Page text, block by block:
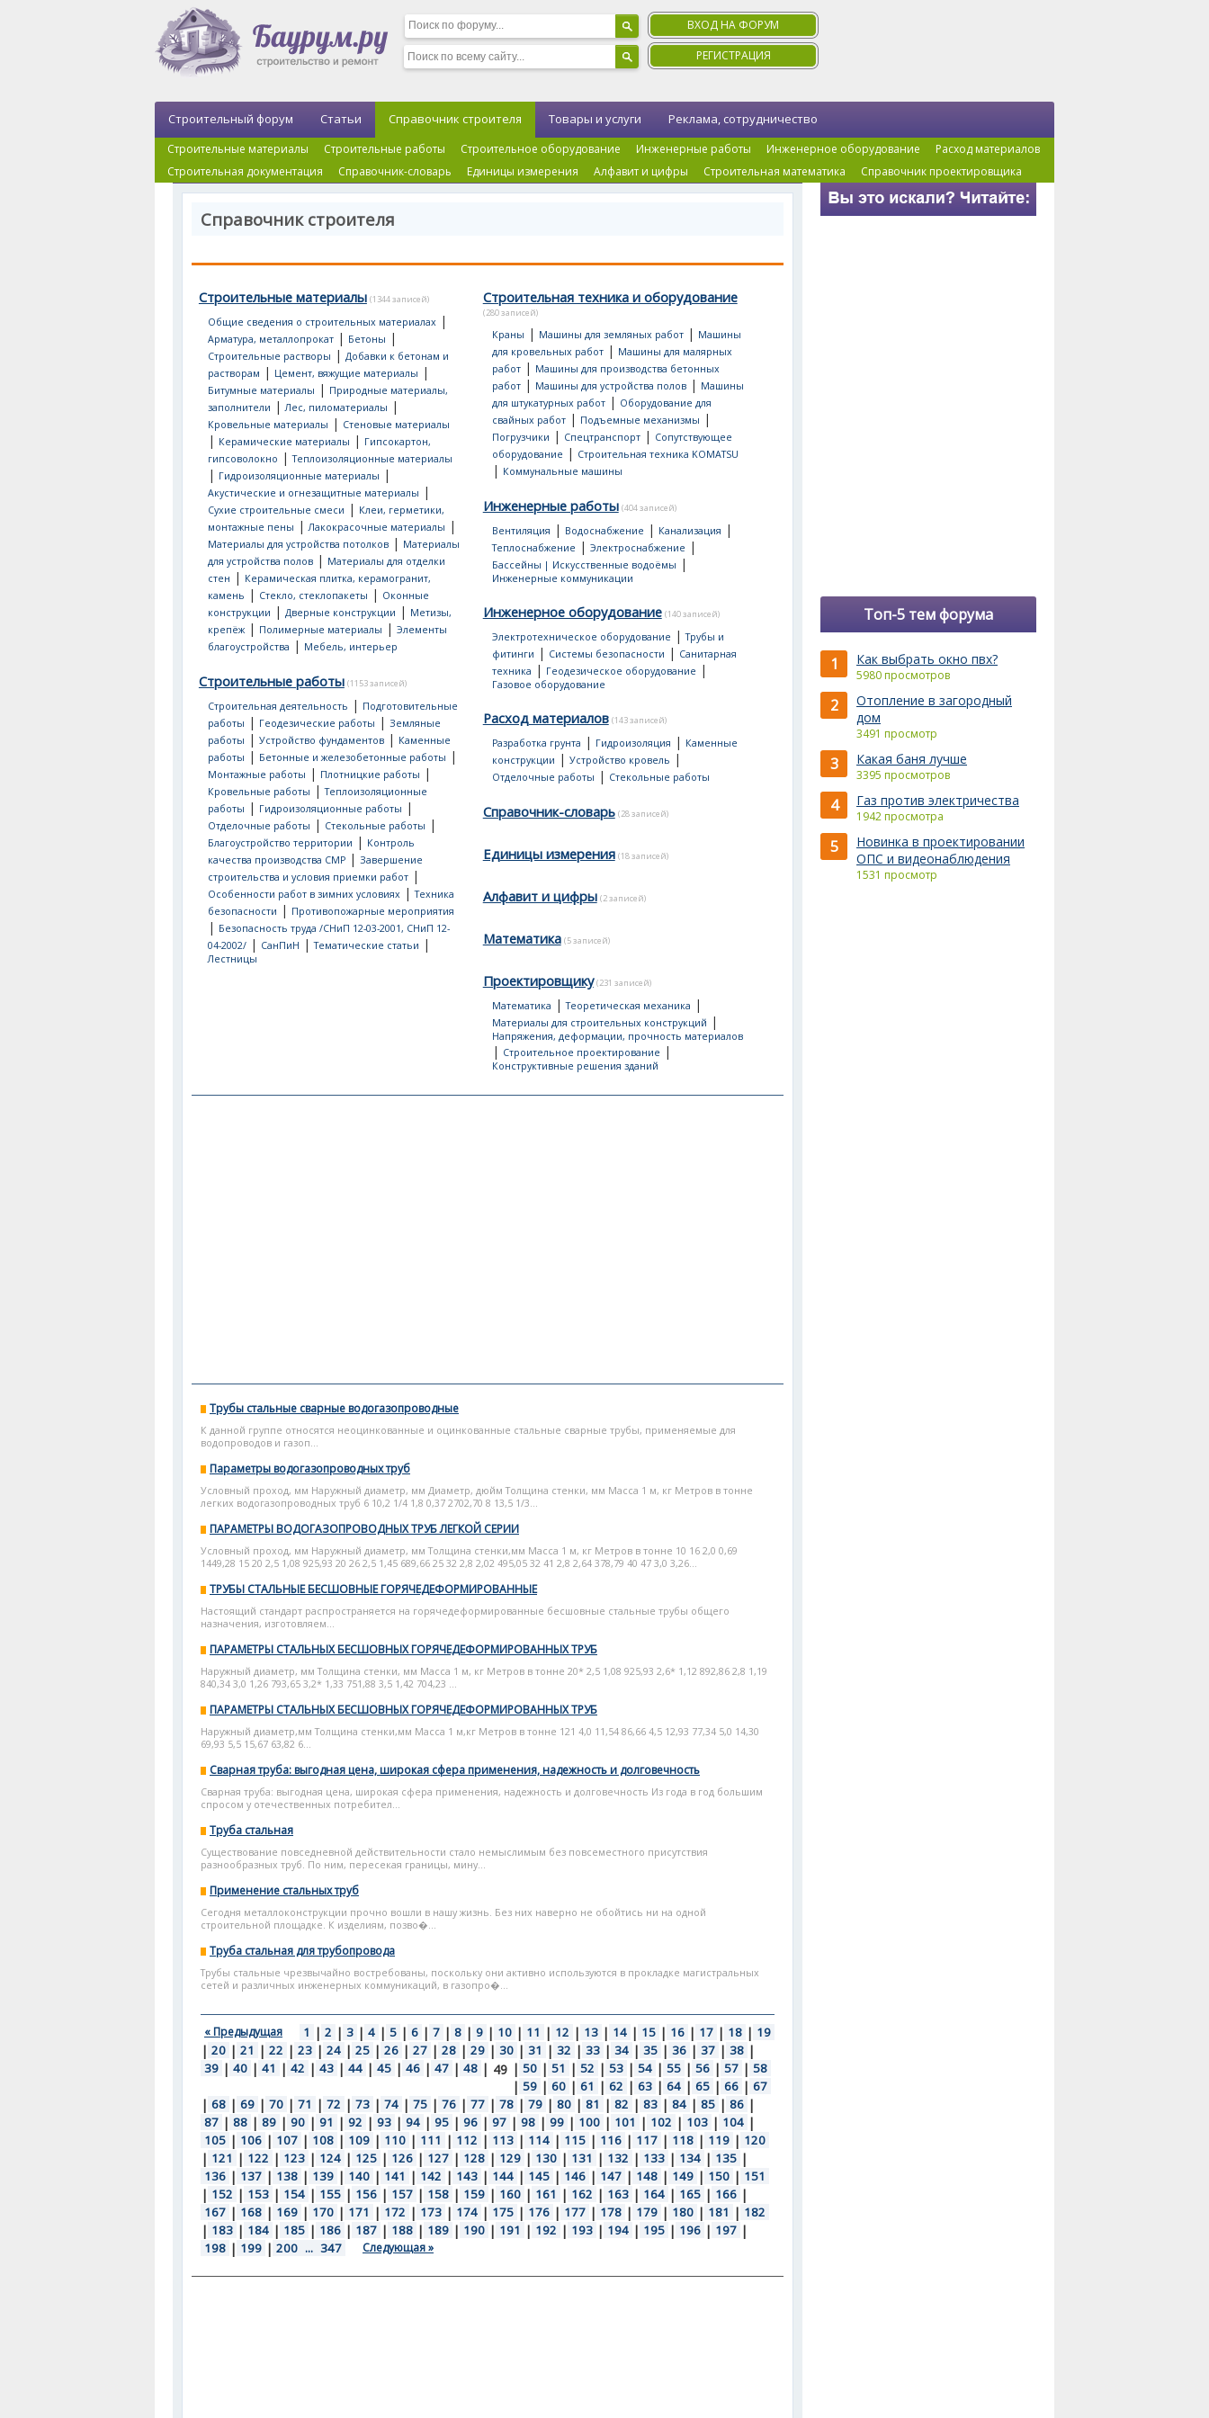
ВХОД НА ФОРУМ
РЕГИСТРАЦИЯ
Строительный форум Статьи Справочник строителя
Строительные материалы Строительные работы Строительное оборудование Инженерные работы Инженерное оборудование
Расход материалов
Строительная документация
Справочник-словарь Единицы измерения Алфавит и цифры Строительная математика Справочник проектировщика
Товары и услуги Реклама, сотрудничество
Справочник строителя
Строительные материалы (1344 записей)
Общие сведения о строительных материалах|
Арматура, металлопрокат| Бетоны |
Строительные растворы | Добавки к бетонам и
растворам | Цемент, вяжущие материалы |
Битумные материалы | Природные материалы,
заполнители |Лес, пиломатериалы |
Кровельные материалы | Стеновые материалы
| Керамические материалы | Гипсокартон,
гипсоволокно |Теплоизоляционные материалы
| Гидроизоляционные материалы |
Акустические и огнезащитные материалы |
Сухие строительные смеси | Клеи, герметики,
монтажные пены |Лакокрасочные материалы |
Материалы для устройства потолков| Материалы
для устройства полов| Материалы для отделки
стен | Керамическая плитка, керамогранит,
камень | Стекло, стеклопакеты | Оконные
конструкции | Дверные конструкции | Метизы,
крепёж| Полимерные материалы | Элементы
благоустройства | Мебель, интерьер
Строительные работы (1153 записей)
Строительная деятельность | Подготовительные
работы | Геодезические работы | Земляные
работы | Устройство фундаментов| Каменные
работы | Бетонные и железобетонные работы |
Монтажные работы | Плотницкие работы |
Кровельные работы |Теплоизоляционные
работы | Гидроизоляционные работы |
Отделочные работы | Стекольные работы |
Благоустройство территории | Контроль
качества производства СМР| Завершение
строительства и условия приемки работ|
Особенности работ в зимних условиях|Техника
безопасности | Противопожарные мероприятия
| Безопасность труда /СНиП 12-03-2001, СНиП 12-
04-2002/| СанПиН |Тематические статьи |
Лестницы
Строительная техника и оборудование
(280 записей)
Краны | Машины для земляных работ| Машины
для кровельных работ| Машины для малярных
работ| Машины для производства бетонных
работ| Машины для устройства полов| Машины
для штукатурных работ| Оборудование для
свайных работ| Подъемные механизмы |
Погрузчики | Спецтранспорт| Сопутствующее
оборудование | Строительная техника KOMATSU
| Коммунальные машины
Инженерные работы (404 записей)
Вентиляция | Водоснабжение | Канализация |
Теплоснабжение | Электроснабжение |
Бассейны | Искусственные водоёмы |
Инженерные коммуникации
Инженерное оборудование (140 записей)
Электротехническое оборудование |Трубы и
фитинги | Системы безопасности | Санитарная
техника | Геодезическое оборудование |
Газовое оборудование
Расход материалов (143 записей)
Разработка грунта | Гидроизоляция | Каменные
конструкции | Устройство кровель |
Отделочные работы | Стекольные работы
Справочник-словарь (28 записей)
Единицы измерения (18 записей)
Алфавит и цифры (2 записей)
Математика (5 записей)
Проектировщику (231 записей)
Математика |Теоретическая механика |
Материалы для строительных конструкций |
Напряжения, деформации, прочность материалов
| Строительное проектирование |
Конструктивные решения зданий
Трубы стальные сварные водогазопроводные
К данной группе относятся неоцинкованные и оцинкованные стальные сварные трубы, применяемые для
водопроводов и газоп...
Параметры водогазопроводных труб
Условный проход, мм Наружный диаметр, мм Диаметр, дюйм Толщина стенки, мм Масса 1 м, кг Метров в тонне
легких водогазопроводных труб 6 10,2 1/4 1,8 0,37 2702,70 8 13,5 1/3...
ПАРАМЕТРЫ ВОДОГАЗОПРОВОДНЫХ ТРУБ ЛЕГКОЙ СЕРИИ
Условный проход, мм Наружный диаметр, мм Толщина стенки,мм Масса 1 м, кг Метров в тонне 10 16 2,0 0,69
1449,28 15 20 2,5 1,08 925,93 20 26 2,5 1,45 689,66 25 32 2,8 2,02 495,05 32 41 2,8 2,64 378,79 40 47 3,0 3,26...
ТРУБЫ СТАЛЬНЫЕ БЕСШОВНЫЕ ГОРЯЧЕДЕФОРМИРОВАННЫЕ
Настоящий стандарт распространяется на горячедеформированные бесшовные стальные трубы общего
назначения, изготовляем...
ПАРАМЕТРЫ СТАЛЬНЫХ БЕСШОВНЫХ ГОРЯЧЕДЕФОРМИРОВАННЫХ ТРУБ
Наружный диаметр, мм Толщина стенки, мм Масса 1 м, кг Метров в тонне 20* 2,5 1,08 925,93 2,6* 1,12 892,86 2,8 1,19
840,34 3,0 1,26 793,65 3,2* 1,33 751,88 3,5 1,42 704,23 ...
ПАРАМЕТРЫ СТАЛЬНЫХ БЕСШОВНЫХ ГОРЯЧЕДЕФОРМИРОВАННЫХ ТРУБ
Наружный диаметр,мм Толщина стенки,мм Масса 1 м,кг Метров в тонне 121 4,0 11,54 86,66 4,5 12,93 77,34 5,0 14,30
69,93 5,5 15,67 63,82 6...
Сварная труба: выгодная цена, широкая сфера применения, надежность и долговечность
Сварная труба: выгодная цена, широкая сфера применения, надежность и долговечность Из года в год большим
спросом у отечественных потребител...
Труба стальная
Существование повседневной действительности стало немыслимым без повсеместного присутствия
разнообразных труб. По ним, пересекая границы, мину...
Применение стальных труб
Сегодня металлоконструкции прочно вошли в нашу жизнь. Без них наверно не обойтись ни на одной
строительной площадке. К изделиям, позво�...
Труба стальная для трубопровода
Трубы стальные чрезвычайно востребованы, поскольку они активно используются в прокладке магистральных
сетей и различных инженерных коммуникаций, в газопро�...
« Предыдущая 1 | 2 | 3 | 4 | 5 | 6 | 7 | 8 | 9 | 10 | 11 | 12 | 13 | 14 | 15 | 16 | 17 | 18 | 19
| 20 | 21 | 22 | 23 | 24 | 25 | 26 | 27 | 28 | 29 | 30 | 31 | 32 | 33 | 34 | 35 | 36 | 37 | 38 |
39 | 40 | 41 | 42 | 43 | 44 | 45 | 46 | 47 | 48 | 49 | 50 | 51 | 52 | 53 | 54 | 55 | 56 | 57 | 58
| 59 | 60 | 61 | 62 | 63 | 64 | 65 | 66 | 67
| 68 | 69 | 70 | 71 | 72 | 73 | 74 | 75 | 76 | 77 | 78 | 79 | 80 | 81 | 82 | 83 | 84 | 85 | 86 |
87 | 88 | 89 | 90 | 91 | 92 | 93 | 94 | 95 | 96 | 97 | 98 | 99 | 100 | 101 | 102 | 103 | 104 |
105 | 106 | 107 | 108 | 109 | 110 | 111 | 112 | 113 | 114 | 115 | 116 | 117 | 118 | 119 | 120
| 121 | 122 | 123 | 124 | 125 | 126 | 127 | 128 | 129 | 130 | 131 | 132 | 133 | 134 | 135 |
136 | 137 | 138 | 139 | 140 | 141 | 142 | 143 | 144 | 145 | 146 | 147 | 148 | 149 | 150 | 151
| 152 | 153 | 154 | 155 | 156 | 157 | 158 | 159 | 160 | 161 | 162 | 163 | 164 | 165 | 166 |
167 | 168 | 169 | 170 | 171 | 172 | 173 | 174 | 175 | 176 | 177 | 178 | 179 | 180 | 181 | 182
| 183 | 184 | 185 | 186 | 187 | 188 | 189 | 190 | 191 | 192 | 193 | 194 | 195 | 196 | 197 |
198 | 199 | 200 ... 347 Следующая »
Топ-5 тем форума
1 Как выбрать окно пвх?
5980 просмотров
2
Отопление в загородный
дом
3491 просмотр
3 Какая баня лучше
3395 просмотров
4 Газ против электричества
1942 просмотра
5
Новинка в проектировании
ОПС и видеонаблюдения
1531 просмотр